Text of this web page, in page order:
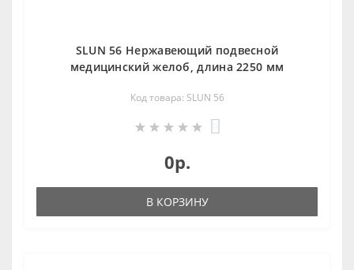
SLUN 56 Нержавеющий подвесной
медицинский желоб, длина 2250 мм
Код товара: SLUN 56
0р.
В КОРЗИНУ